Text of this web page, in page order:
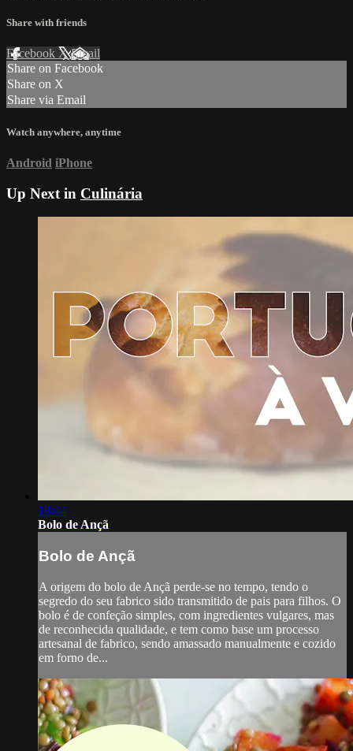
Share with friends
Facebook XEmail
Share on Facebook
Share on X
Share via Email
Watch anywhere, anytime
Android iPhone
Up Next in Culinária
18:44
Bolo de Ançã
Bolo de Ançã
A origem do bolo de Ançã perde-se no tempo, tendo o
segredo do seu fabrico sido transmitido de pais para filhos. O
bolo é de confeção simples, com ingredientes vulgares, mas
de reconhecida qualidade, e tem como base um processo
artesanal de fabrico, sendo amassado manualmente e cozido
em forno de...